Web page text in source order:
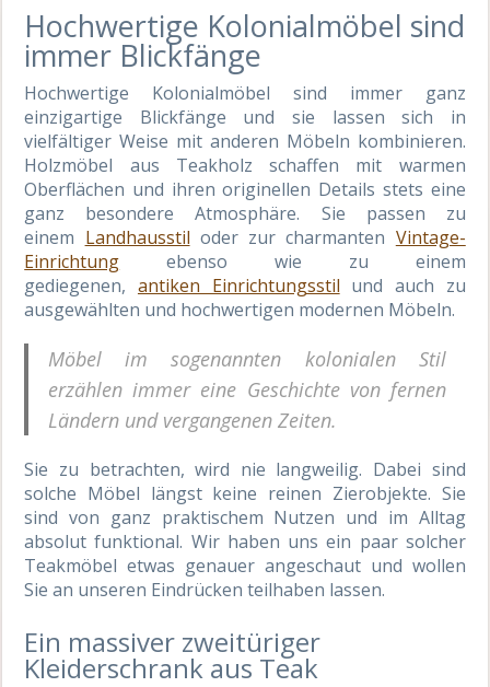
Hochwertige Kolonialmöbel sind
immer Blickfänge
Hochwertige Kolonialmöbel sind immer ganz
einzigartige Blickfänge und sie lassen sich in
vielfältiger Weise mit anderen Möbeln kombinieren.
Holzmöbel aus Teakholz schaffen mit warmen
Oberflächen und ihren originellen Details stets eine
ganz besondere Atmosphäre. Sie passen zu
einem Landhausstil oder zur charmanten Vintage-
Einrichtung ebenso wie zu einem
gediegenen, antiken Einrichtungsstil und auch zu
ausgewählten und hochwertigen modernen Möbeln.
Möbel im sogenannten kolonialen Stil
erzählen immer eine Geschichte von fernen
Ländern und vergangenen Zeiten.
Sie zu betrachten, wird nie langweilig. Dabei sind
solche Möbel längst keine reinen Zierobjekte. Sie
sind von ganz praktischem Nutzen und im Alltag
absolut funktional. Wir haben uns ein paar solcher
Teakmöbel etwas genauer angeschaut und wollen
Sie an unseren Eindrücken teilhaben lassen.
Ein massiver zweitüriger
Kleiderschrank aus Teak